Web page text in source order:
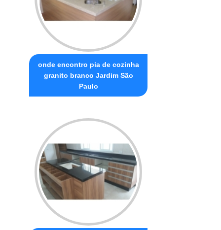
onde encontro pia de cozinha
granito branco Jardim São
Paulo